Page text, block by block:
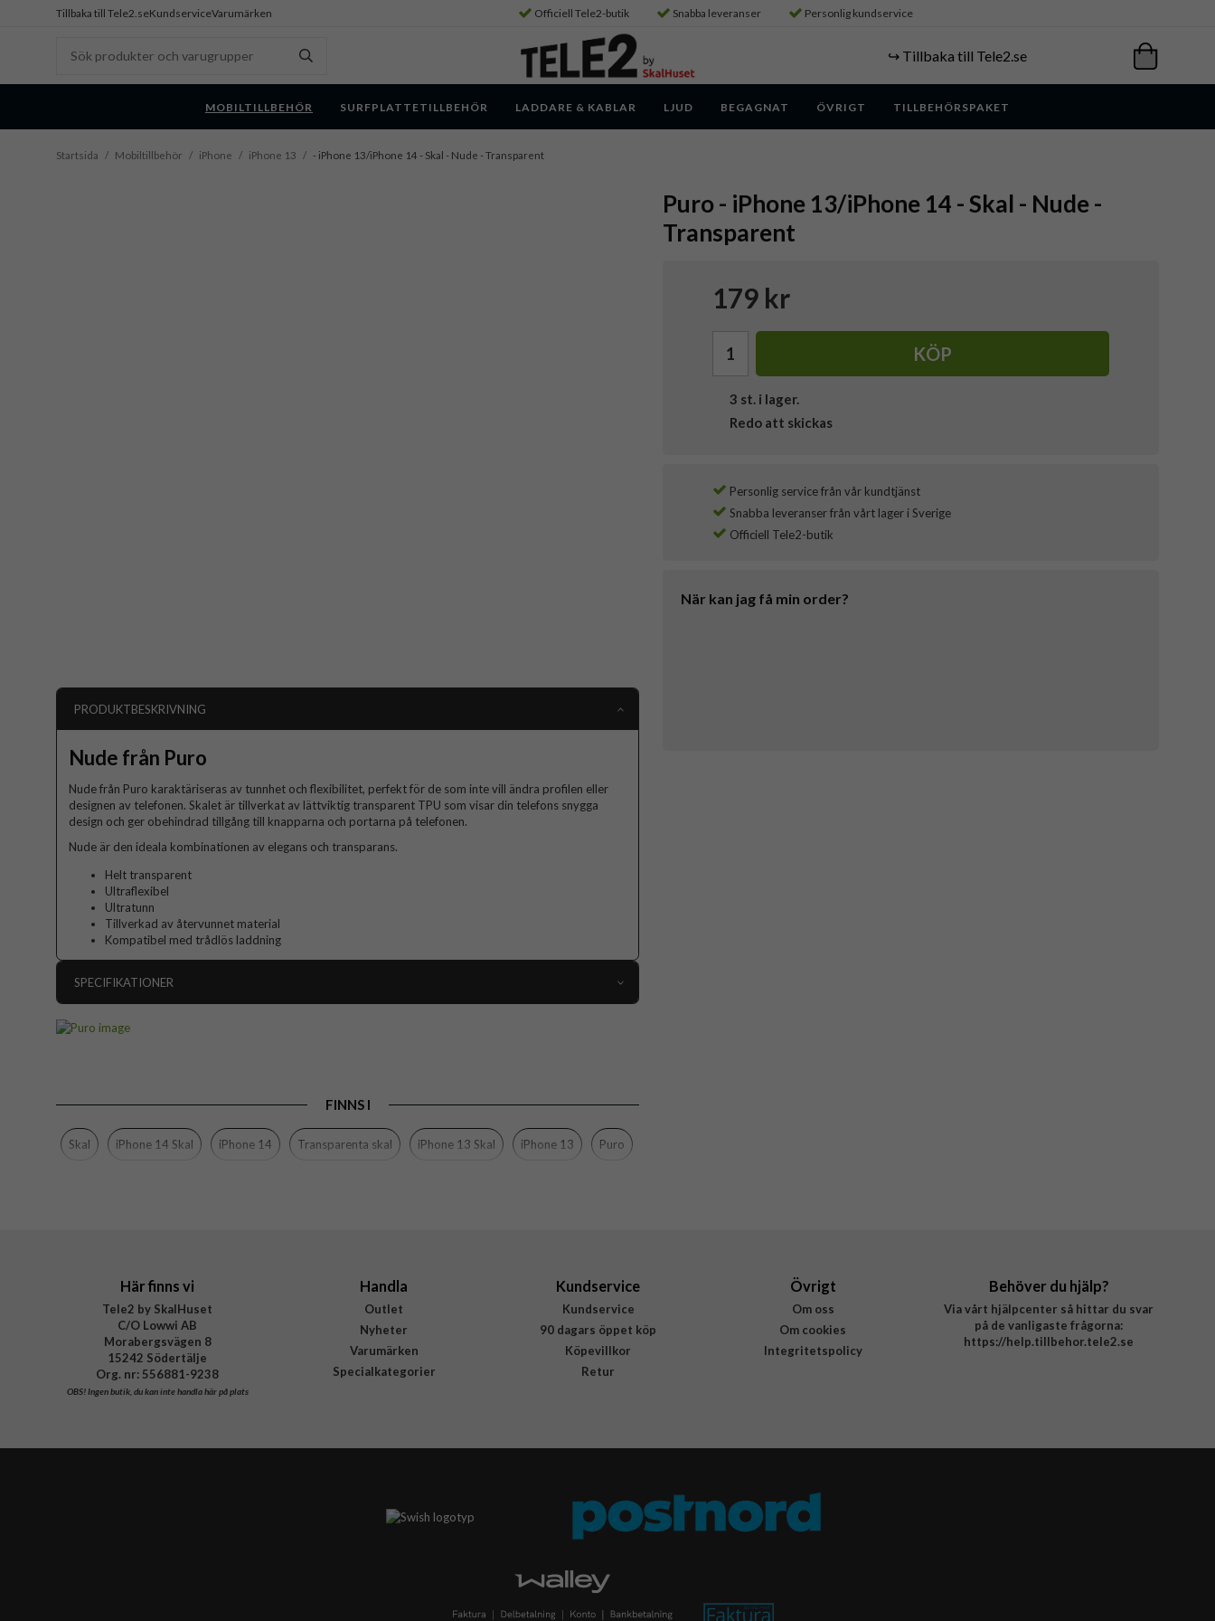
Tillbaka till Tele2.seKundserviceVarumärken Officiell Tele2-butik Snabba leveranser Personlig kundservice
↪️ Tillbaka till Tele2.se
MOBILTILLBEHÖR SURFPLATTETILLBEHÖR LADDARE & KABLAR LJUD BEGAGNAT ÖVRIGT TILLBEHÖRSPAKET
Startsida / Mobiltillbehör / iPhone / iPhone 13 / - iPhone 13/iPhone 14 - Skal - Nude - Transparent
Puro - iPhone 13/iPhone 14 - Skal - Nude -
Transparent
179 kr
KÖP
3 st. i lager.
Redo att skickas
Personlig service från vår kundtjänst
Snabba leveranser från vårt lager i Sverige
Officiell Tele2-butik
När kan jag få min order?
PRODUKTBESKRIVNING
Nude från Puro
Nude från Puro karaktäriseras av tunnhet och flexibilitet, perfekt för de som inte vill ändra profilen eller
designen av telefonen. Skalet är tillverkat av lättviktig transparent TPU som visar din telefons snygga
design och ger obehindrad tillgång till knapparna och portarna på telefonen.
Nude är den ideala kombinationen av elegans och transparans.
Helt transparent
Ultraflexibel
Ultratunn
Tillverkad av återvunnet material
Kompatibel med trådlös laddning
SPECIFIKATIONER
Egenskaper
Trådlös laddning-kompatibel
Färg
Genomskinlig
FINNS I
Skal iPhone 14 Skal iPhone 14 Transparenta skal iPhone 13 Skal iPhone 13 Puro
Här finns vi
Tele2 by SkalHuset
C/O Lowwi AB
Morabergsvägen 8
15242 Södertälje
Org. nr: 556881-9238
OBS!Ingen butik, du kan inte handla här på plats
Handla
Outlet
Nyheter
Varumärken
Specialkategorier
Kundservice
Kundservice
90 dagars öppet köp
Köpevillkor
Retur
Övrigt
Om oss
Om cookies
Integritetspolicy
Behöver du hjälp?
Via vårt hjälpcenter så hittar du svar
på de vanligaste frågorna:
https://help.tillbehor.tele2.se